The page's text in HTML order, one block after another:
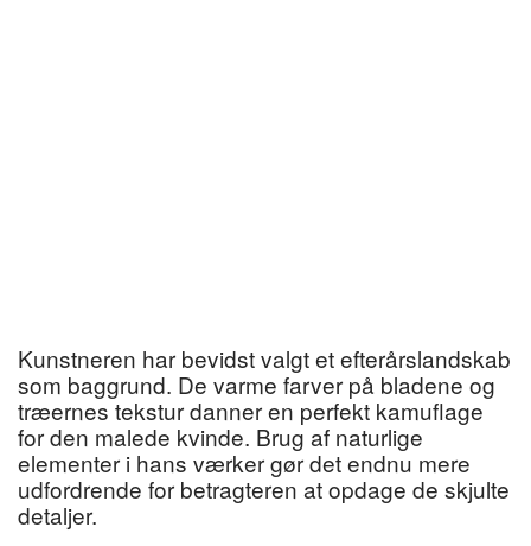
Kunstneren har bevidst valgt et efterårslandskab
som baggrund. De varme farver på bladene og
træernes tekstur danner en perfekt kamuflage
for den malede kvinde. Brug af naturlige
elementer i hans værker gør det endnu mere
udfordrende for betragteren at opdage de skjulte
detaljer.